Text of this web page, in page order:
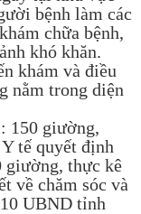
bệnh làm các
chữa bệnh,
khó khăn.
khám và điều
nằm trong diện
150 giường,
tế quyết định
giường, thực kê
về chăm sóc và
UBND tỉnh